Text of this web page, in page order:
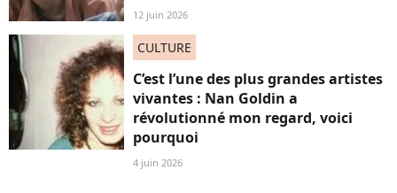
12 juin 2026
CULTURE
C’est l’une des plus grandes artistes
vivantes : Nan Goldin a
révolutionné mon regard, voici
pourquoi
4 juin 2026